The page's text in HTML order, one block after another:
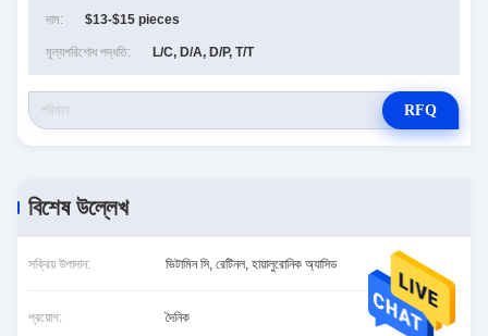
দাম: $13-$15 pieces
মূল্যপরিশোধ পদ্ধতি: L/C, D/A, D/P, T/T
RFQ
বিশেষ উল্লেখ
সক্রিয় উপাদান: ভিটামিন সি, রেটিনল, হায়ালুরোনিক অ্যাসিড
প্রয়োগ: দৈনিক